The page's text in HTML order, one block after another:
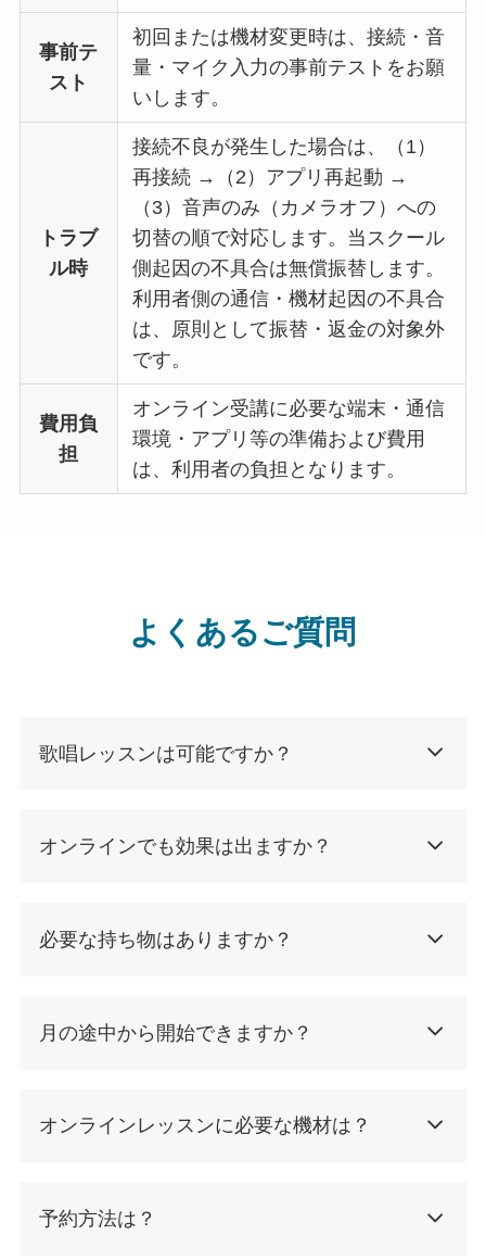
事前テ
スト
初回または機材変更時は、接続・音
量・マイク入力の事前テストをお願
いします。
トラブ
ル時
接続不良が発生した場合は、（1）
再接続 →（2）アプリ再起動 →
（3）音声のみ（カメラオフ）への
切替の順で対応します。当スクール
側起因の不具合は無償振替します。
利用者側の通信・機材起因の不具合
は、原則として振替・返金の対象外
です。
費用負
担
オンライン受講に必要な端末・通信
環境・アプリ等の準備および費用
は、利用者の負担となります。
よくあるご質問
歌唱レッスンは可能ですか？
オンラインでも効果は出ますか？
必要な持ち物はありますか？
月の途中から開始できますか？
オンラインレッスンに必要な機材は？
予約方法は？